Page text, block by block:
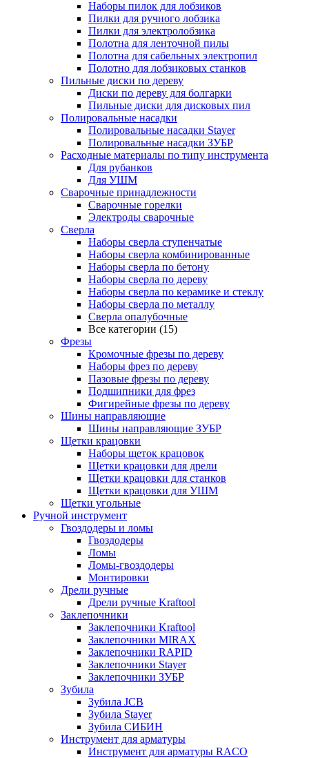
Наборы пилок для лобзиков
Пилки для ручного лобзика
Пилки для электролобзика
Полотна для ленточной пилы
Полотна для сабельных электропил
Полотно для лобзиковых станков
Пильные диски по дереву
Диски по дереву для болгарки
Пильные диски для дисковых пил
Полировальные насадки
Полировальные насадки Stayer
Полировальные насадки ЗУБР
Расходные материалы по типу инструмента
Для рубанков
Для УШМ
Сварочные принадлежности
Сварочные горелки
Электроды сварочные
Сверла
Наборы cверла ступенчатые
Наборы сверла комбинированные
Наборы сверла по бетону
Наборы сверла по дереву
Наборы сверла по керамике и стеклу
Наборы сверла по металлу
Сверла опалубочные
Все категории (15)
Фрезы
Кромочные фрезы по дереву
Наборы фрез по дереву
Пазовые фрезы по дереву
Подшипники для фрез
Фигирейные фрезы по дереву
Шины направляющие
Шины направляющие ЗУБР
Щетки крацовки
Наборы щеток крацовок
Щетки крацовки для дрели
Щетки крацовки для станков
Щетки крацовки для УШМ
Щетки угольные
Ручной инструмент
Гвоздодеры и ломы
Гвоздодеры
Ломы
Ломы-гвоздодеры
Монтировки
Дрели ручные
Дрели ручные Kraftool
Заклепочники
Заклепочники Kraftool
Заклепочники MIRAX
Заклепочники RAPID
Заклепочники Stayer
Заклепочники ЗУБР
Зубила
Зубила JCB
Зубила Stayer
Зубила СИБИН
Инструмент для арматуры
Инструмент для арматуры RACO